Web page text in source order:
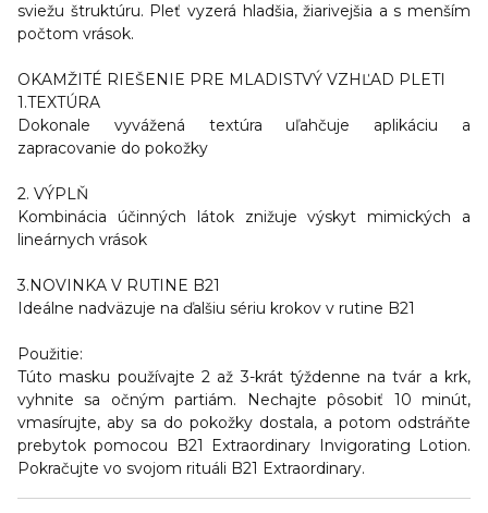
sviežu štruktúru. Pleť vyzerá hladšia, žiarivejšia a s menším
počtom vrások.
OKAMŽITÉ RIEŠENIE PRE MLADISTVÝ VZHĽAD PLETI
1.TEXTÚRA
Dokonale vyvážená textúra uľahčuje aplikáciu a
zapracovanie do pokožky
2. VÝPLŇ
Kombinácia účinných látok znižuje výskyt mimických a
lineárnych vrások
3.NOVINKA V RUTINE B21
Ideálne nadväzuje na ďalšiu sériu krokov v rutine B21
Použitie:
Túto masku používajte 2 až 3-krát týždenne na tvár a krk,
vyhnite sa očným partiám. Nechajte pôsobiť 10 minút,
vmasírujte, aby sa do pokožky dostala, a potom odstráňte
prebytok pomocou B21 Extraordinary Invigorating Lotion.
Pokračujte vo svojom rituáli B21 Extraordinary.